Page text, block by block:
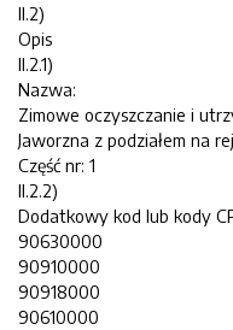
II.2)
Opis
II.2.1)
Nazwa:
Zimowe oczyszczanie i
Jaworzna z podziałem na
Część nr: 1
II.2.2)
Dodatkowy kod lub kody
90630000
90910000
90918000
90610000